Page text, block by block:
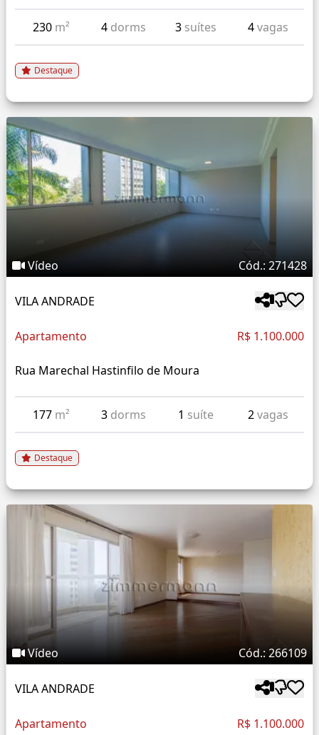
230 m² 4 dorms 3 suítes 4vagas
Destaque
Vídeo Cód.: 271428
VILA ANDRADE
Apartamento R$ 1.100.000
Rua Marechal Hastinfilo de Moura
177 m² 3 dorms 1 suíte 2vagas
Destaque
Vídeo Cód.: 266109
VILA ANDRADE
Apartamento R$ 1.100.000